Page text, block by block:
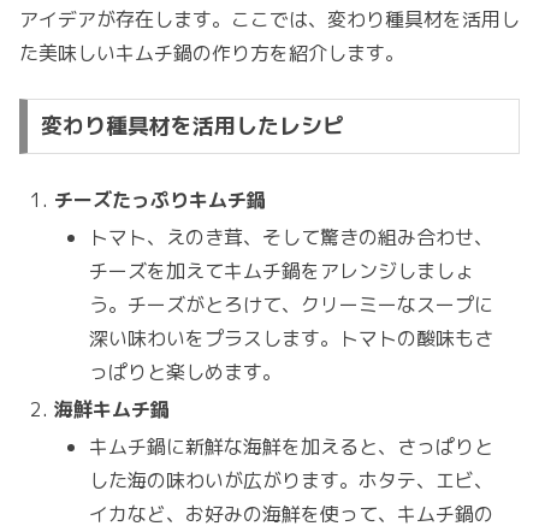
アイデアが存在します。ここでは、変わり種具材を活用し
た美味しいキムチ鍋の作り方を紹介します。
変わり種具材を活用したレシピ
チーズたっぷりキムチ鍋
トマト、えのき茸、そして驚きの組み合わせ、
チーズを加えてキムチ鍋をアレンジしましょ
う。チーズがとろけて、クリーミーなスープに
深い味わいをプラスします。トマトの酸味もさ
っぱりと楽しめます。
海鮮キムチ鍋
キムチ鍋に新鮮な海鮮を加えると、さっぱりと
した海の味わいが広がります。ホタテ、エビ、
イカなど、お好みの海鮮を使って、キムチ鍋の